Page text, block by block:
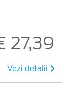
27,39
Vezi detalii